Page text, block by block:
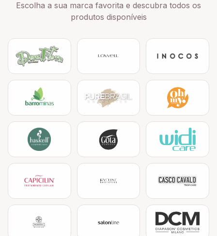
Escolha a sua marca favorita e descubra todos os
produtos disponíveis